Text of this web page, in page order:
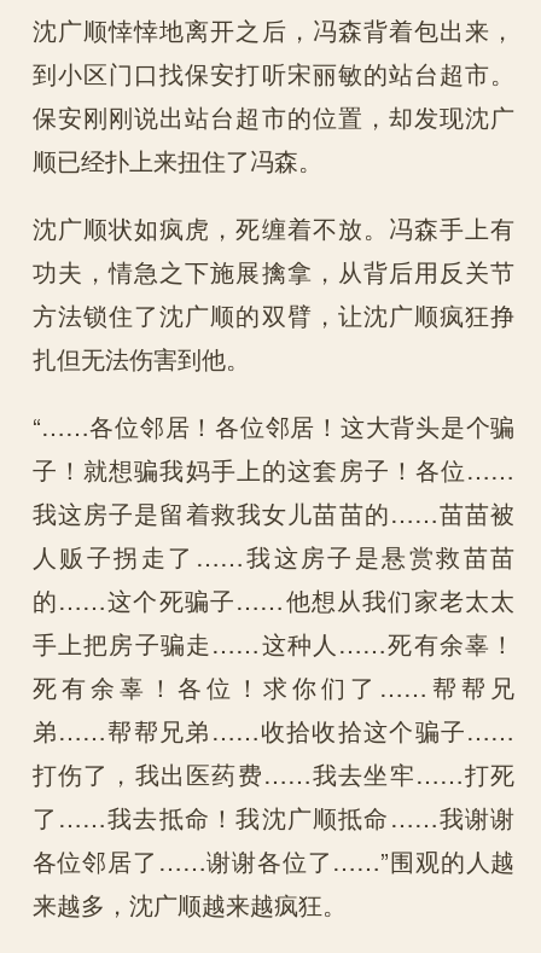
沈广顺悻悻地离开之后，冯森背着包出来，
到小区门口找保安打听宋丽敏的站台超市。
保安刚刚说出站台超市的位置，却发现沈广
顺已经扑上来扭住了冯森。
沈广顺状如疯虎，死缠着不放。冯森手上有
功夫，情急之下施展擒拿，从背后用反关节
方法锁住了沈广顺的双臂，让沈广顺疯狂挣
扎但无法伤害到他。
“……各位邻居！各位邻居！这大背头是个骗
子！就想骗我妈手上的这套房子！各位……
我这房子是留着救我女儿苗苗的……苗苗被
人贩子拐走了……我这房子是悬赏救苗苗
的……这个死骗子……他想从我们家老太太
手上把房子骗走……这种人……死有余辜！
死有余辜！各位！求你们了……帮帮兄
弟……帮帮兄弟……收拾收拾这个骗子……
打伤了，我出医药费……我去坐牢……打死
了……我去抵命！我沈广顺抵命……我谢谢
各位邻居了……谢谢各位了……”围观的人越
来越多，沈广顺越来越疯狂。